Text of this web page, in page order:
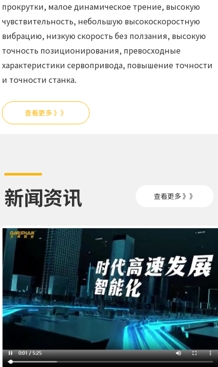
прокрутки, малое динамическое трение, высокую
чувствительность, небольшую высокоскоростную
вибрацию, низкую скорость без ползания, высокую
точность позиционирования, превосходные
характеристики сервопривода, повышение точности
и точности станка.
查看更多 》》
新闻资讯 查看更多 》》